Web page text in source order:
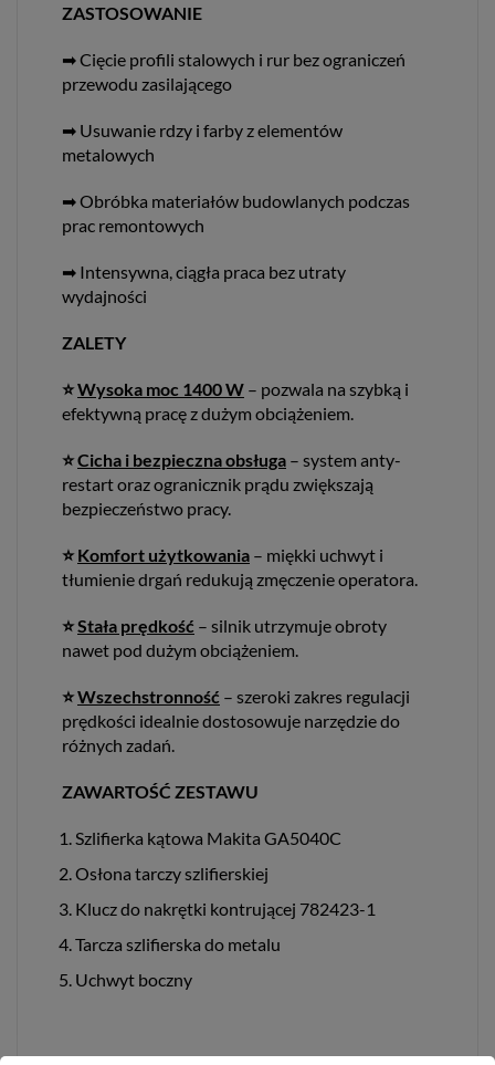
ZASTOSOWANIE
➡ Cięcie profili stalowych i rur bez ograniczeń
przewodu zasilającego
➡ Usuwanie rdzy i farby z elementów
metalowych
➡ Obróbka materiałów budowlanych podczas
prac remontowych
➡ Intensywna, ciągła praca bez utraty
wydajności
ZALETY
⭐Wysoka moc 1400 W – pozwala na szybką i
efektywną pracę z dużym obciążeniem.
⭐Cicha i bezpieczna obsługa – system anty-
restart oraz ogranicznik prądu zwiększają
bezpieczeństwo pracy.
⭐Komfort użytkowania – miękki uchwyt i
tłumienie drgań redukują zmęczenie operatora.
⭐Stała prędkość – silnik utrzymuje obroty
nawet pod dużym obciążeniem.
⭐Wszechstronność – szeroki zakres regulacji
prędkości idealnie dostosowuje narzędzie do
różnych zadań.
ZAWARTOŚĆ ZESTAWU
Szlifierka kątowa Makita GA5040C
Osłona tarczy szlifierskiej
Klucz do nakrętki kontrującej 782423-1
Tarcza szlifierska do metalu
Uchwyt boczny